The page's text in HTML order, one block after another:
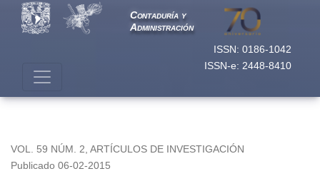
ISSN: 0186-1042
ISSN-e: 2448-8410
Contaduría y
Administración
VOL. 59 NÚM. 2 ARTÍCULOS DE INVESTIGACIÓN
Publicado 06-02-2015